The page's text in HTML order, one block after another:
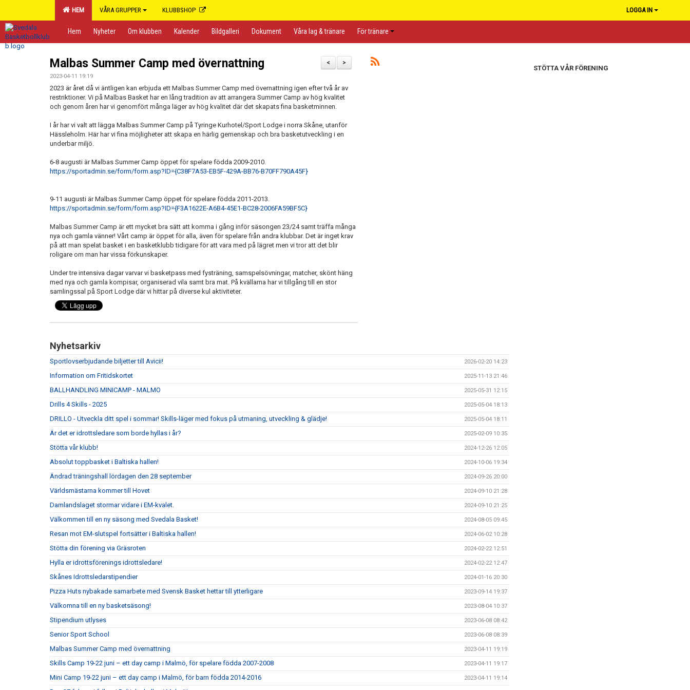
HEM VÅRA GRUPPER KLUBBSHOP LOGGA IN
Hem Nyheter Om klubben Kalender Bildgalleri Dokument Våra lag & tränare För tränare
>
<
Malbas Summer Camp med övernattning
2023-04-11 19:19
2023 är året då vi äntligen kan erbjuda ett Malbas Summer Camp med övernattning igen efter två år av
restriktioner. Vi på Malbas Basket har en lång tradition av att arrangera Summer Camp av hög kvalitet
och genom åren har vi genomfört många läger av hög kvalitet där det skapats fina basketminnen.
I år har vi valt att lägga Malbas Summer Camp på Tyringe Kurhotel/Sport Lodge i norra Skåne, utanför
Hässleholm. Här har vi fina möjligheter att skapa en härlig gemenskap och bra basketutveckling i en
underbar miljö.
6-8 augusti är Malbas Summer Camp öppet för spelare födda 2009-2010.
https://sportadmin.se/form/form.asp?ID={C38F7A53-EB5F-429A-BB76-B70FF790A45F}
9-11 augusti är Malbas Summer Camp öppet för spelare födda 2011-2013.
https://sportadmin.se/form/form.asp?ID={F3A1622E-A6B4-45E1-BC28-2006FA59BF5C}
Malbas Summer Camp är ett mycket bra sätt att komma i gång inför säsongen 23/24 samt träffa många
nya och gamla vänner! Vårt camp är öppet för alla, även för spelare från andra klubbar. Det är inget krav
på att man spelat basket i en basketklubb tidigare för att vara med på lägret men vi tror att det blir
roligare om man har vissa förkunskaper.
Under tre intensiva dagar varvar vi basketpass med fysträning, samspelsövningar, matcher, skönt häng
med nya och gamla kompisar, organiserad vila samt bra mat. På kvällarna har vi tillgång till en stor
samlingssal på Sport Lodge där vi hittar på diverse kul aktiviteter.
Nyhetsarkiv
Sportlovserbjudande biljetter till Avicii! 2026-02-20 14:23
Information om Fritidskortet 2025-11-13 21:46
BALLHANDLING MINICAMP - MALMO 2025-05-31 12:15
Drills 4 Skills - 2025 2025-05-04 18:13
DRILLO - Utveckla ditt spel i sommar! Skills-läger med fokus på utmaning, utveckling & glädje! 2025-05-04 18:11
Är det er idrottsledare som borde hyllas i år? 2025-02-09 10:35
Stötta vår klubb! 2024-12-26 12:05
Absolut toppbasket i Baltiska hallen! 2024-10-06 19:34
Ändrad träningshall lördagen den 28 september 2024-09-26 20:00
Världsmästarna kommer till Hovet 2024-09-10 21:28
Damlandslaget stormar vidare i EM-kvalet. 2024-09-10 21:25
Välkommen till en ny säsong med Svedala Basket! 2024-08-05 09:45
Resan mot EM-slutspel fortsätter i Baltiska hallen! 2024-06-02 10:28
Stötta din förening via Gräsroten 2024-02-22 12:51
Hylla er idrottsförenings idrottsledare! 2024-02-22 12:47
Skånes Idrottsledarstipendier 2024-01-16 20:30
Pizza Huts nybakade samarbete med Svensk Basket hettar till ytterligare 2023-09-14 19:37
Välkomna till en ny basketsäsong! 2023-08-04 10:37
Stipendium utlyses 2023-06-08 08:42
Senior Sport School 2023-06-08 08:39
Malbas Summer Camp med övernattning 2023-04-11 19:19
Skills Camp 19-22 juni – ett day camp i Malmö, för spelare födda 2007-2008 2023-04-11 19:17
Mini Camp 19-22 juni – ett day camp i Malmö, för barn födda 2014-2016 2023-04-11 19:14
STÖTTA VÅR FÖRENING